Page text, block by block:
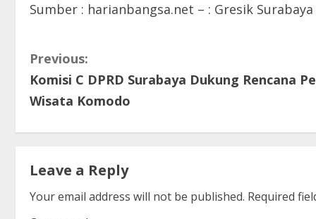
Sumber : harianbangsa.net – : Gresik
C
o
i
n
Previous:
Komisi C DPRD Surabaya Dukung Rencana
Wisata Komodo
Leave a Reply
Your email address will not be published. Required